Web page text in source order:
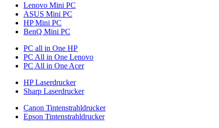
Lenovo Mini PC
ASUS Mini PC
HP Mini PC
BenQ Mini PC
PC all in One HP
PC All in One Lenovo
PC All in One Acer
HP Laserdrucker
Sharp Laserdrucker
Canon Tintenstrahldrucker
Epson Tintenstrahldrucker